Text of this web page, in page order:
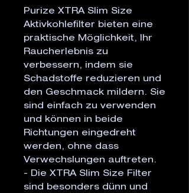
Purize XTRA Slim Size
Aktivkohlefilter bieten eine
praktische Möglichkeit, Ihr
Raucherlebnis zu
verbessern, indem sie
Schadstoffe reduzieren und
den Geschmack mildern. Sie
sind einfach zu verwenden
und können in beide
Richtungen eingedreht
werden, ohne dass
Verwechslungen auftreten.
- Die XTRA Slim Size Filter
sind besonders dünn und